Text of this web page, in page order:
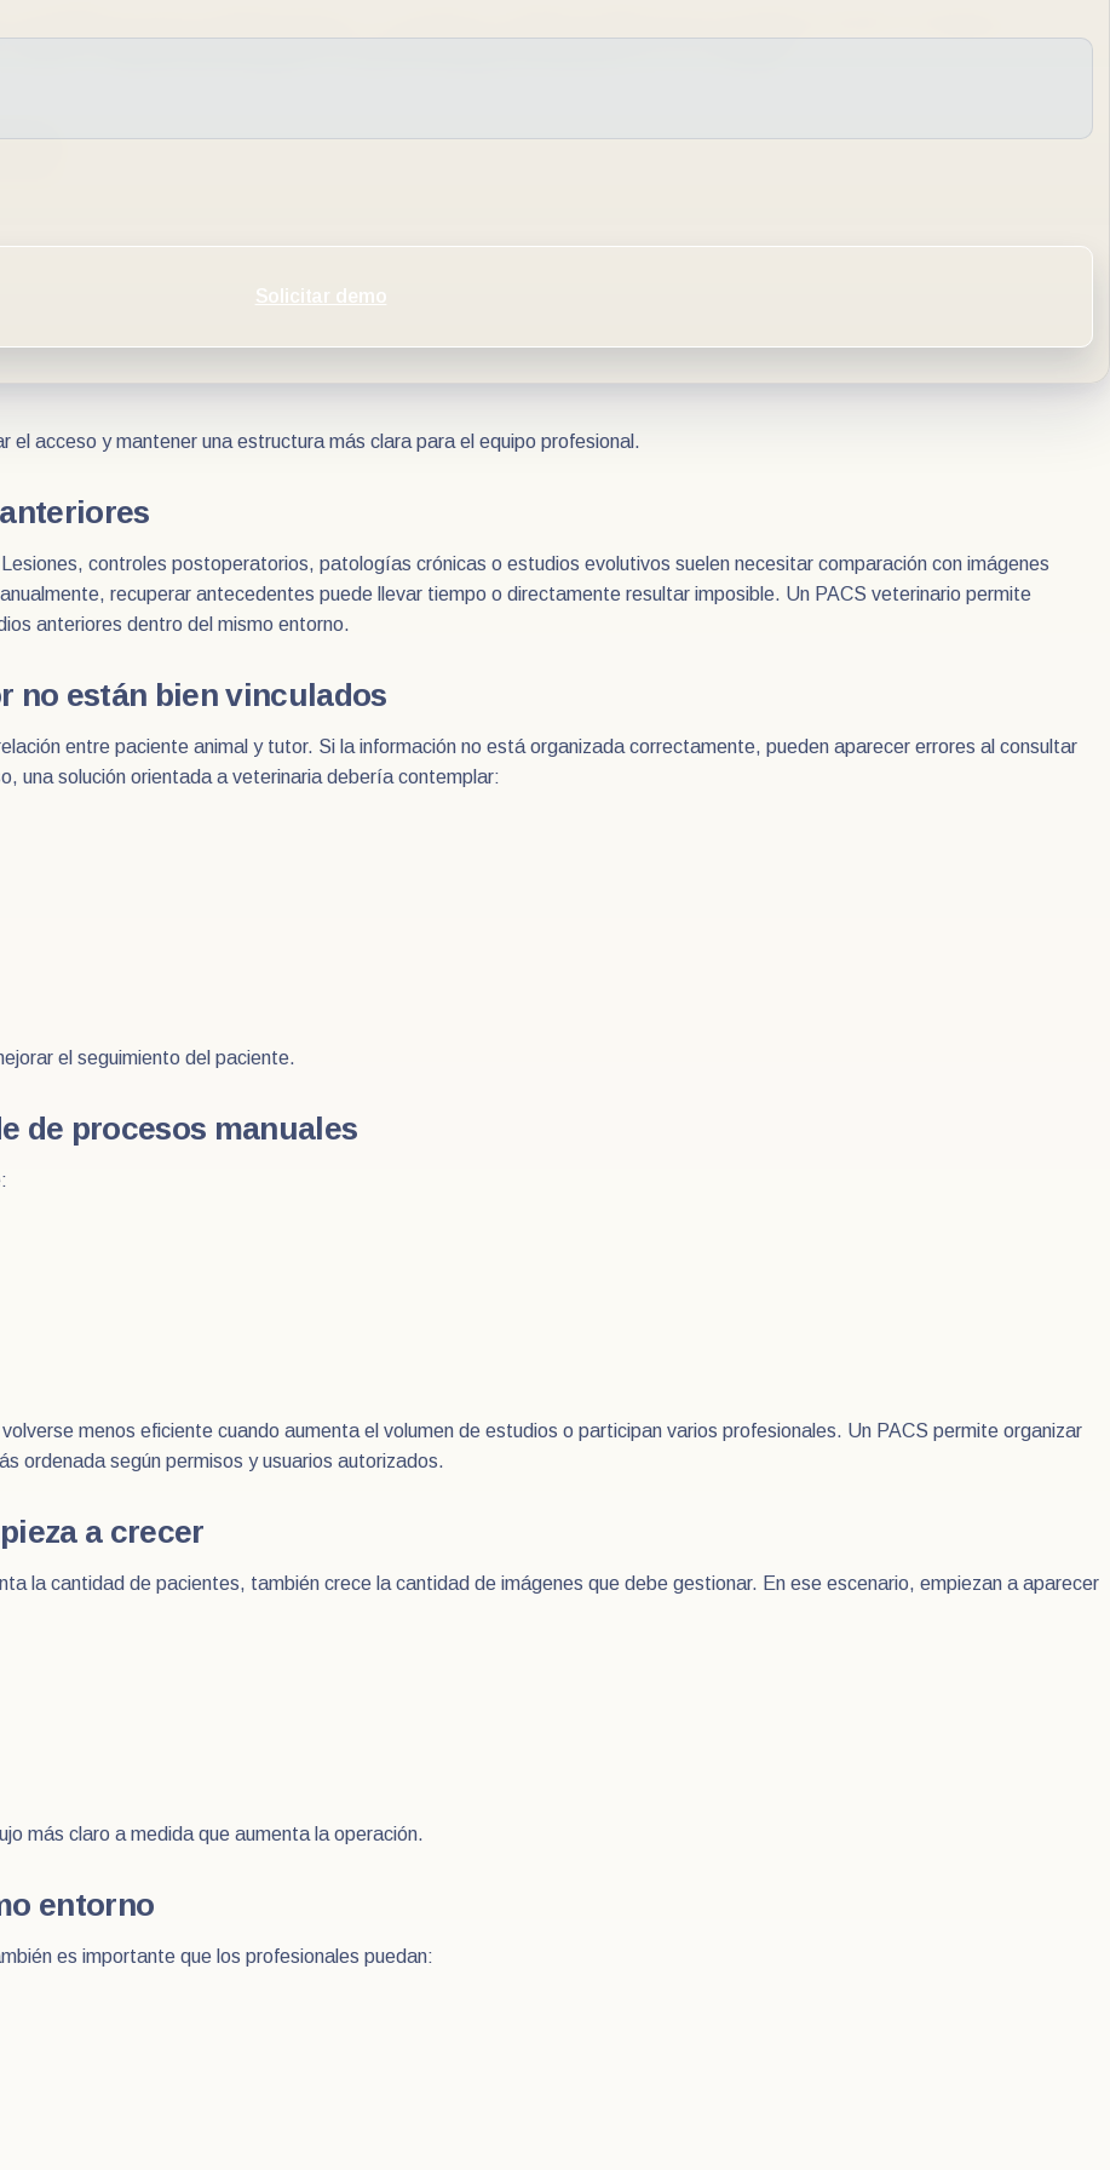
Solicitar demo
las imágenes quedan dispersas en computadoras, carpetas locales, CDs o dispositivos externos, el seguimiento del
se guarda en distintos equipos o ubicaciones. Con el tiempo, esto puede generar:
el acceso y mantener una estructura más clara para el equipo profesional.
controles postoperatorios, patologías crónicas o estudios evolutivos suelen necesitar comparación con imágenes
recuperar antecedentes puede llevar tiempo o directamente resultar imposible. Un PACS veterinario permite
anteriores dentro del mismo entorno.
no están bien vinculados
entre paciente animal y tutor. Si la información no está organizada correctamente, pueden aparecer errores al consultar
una solución orientada a veterinaria debería contemplar:
el seguimiento del paciente.
de procesos manuales
menos eficiente cuando aumenta el volumen de estudios o participan varios profesionales. Un PACS permite organizar
ordenada según permisos y usuarios autorizados.
a crecer
la cantidad de pacientes, también crece la cantidad de imágenes que debe gestionar. En ese escenario, empiezan a aparecer
más claro a medida que aumenta la operación.
entorno
es importante que los profesionales puedan: